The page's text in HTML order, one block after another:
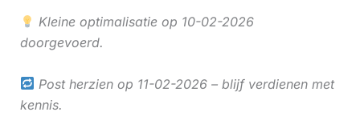
Kleine optimalisatie op 10-02-2026
doorgevoerd.
Post herzien op 11-02-2026 – blijf verdienen met
kennis.